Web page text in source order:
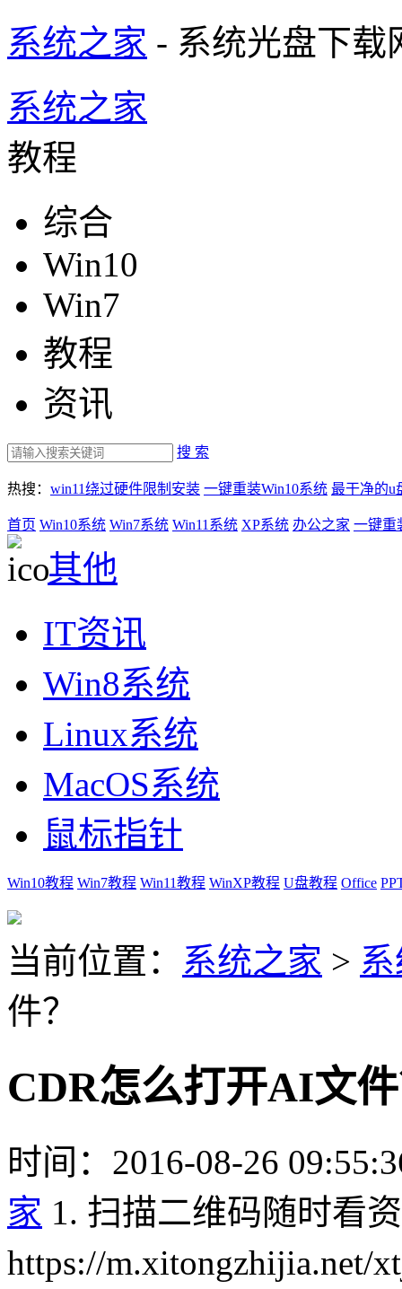
系统之家 - 系统光盘下载
系统之家
教程
综合
Win10
Win7
教程
资讯
搜 索
热搜： win11绕过硬件限制安装 一键重装Win10系统 最干净的u
首页 Win10系统 Win7系统 Win11系统 XP系统 办公之家 一键重
其他
IT资讯
Win8系统
Linux系统
MacOS系统
鼠标指针
Win10教程 Win7教程 Win11教程 WinXP教程 U盘教程 Office
当前位置： 系统之家 >
件？
CDR怎么打开AI文
时间：2016-08-26
家 1. 扫描二维码随时看
https://m.xitongzhijia.net/